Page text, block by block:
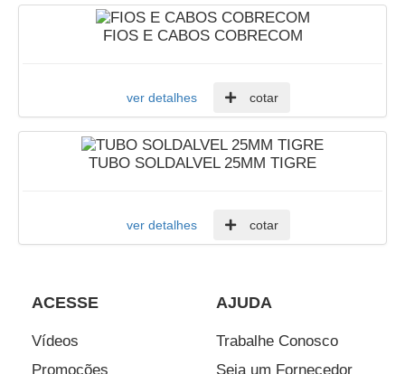
FIOS E CABOS COBRECOM
ver detalhes cotar
TUBO SOLDALVEL 25MM TIGRE
ver detalhes cotar
ACESSE
Vídeos
Promoções
AJUDA
Trabalhe Conosco
Seja um Fornecedor